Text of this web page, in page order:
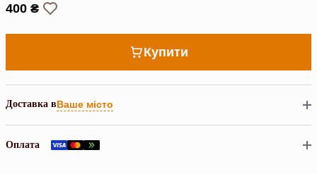
400 ₴
Купити
Доставка вВаше місто
Оплата